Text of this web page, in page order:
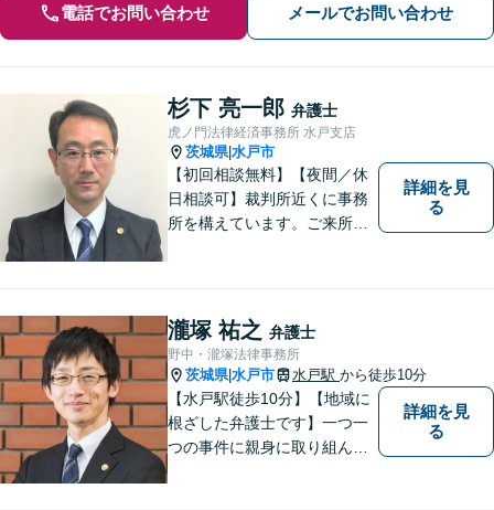
電話でお問い合わせ メールでお問い合わせ
杉下 亮一郎 弁護士
虎ノ門法律経済事務所 水戸支店
茨城県|水戸市
【初回相談無料】【夜間／休
日相談可】裁判所近くに事務
所を構えています。ご来所・
談ください。ご依頼者様とと
もに最善の解決を目指しま
す。
詳細を見
る
瀧塚 祐之 弁護士
野中・瀧塚法律事務所
茨城県|水戸市 水戸駅 から徒歩10分
【水戸駅徒歩10分】【地域に
根ざした弁護士です】一つ一
つの事件に親身に取り組んで
詳細を見
る